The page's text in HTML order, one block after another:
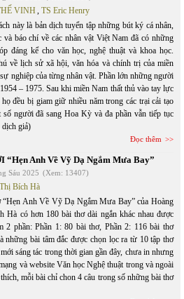
VINH, TS Eric Henry
này là bản dịch tuyển tập những bút ký cá nhân,
và báo chí về các nhân vật Việt Nam đã có những
đáng kể cho văn học, nghệ thuật và khoa học.
về lịch sử xã hội, văn hóa và chính trị của miền
nghiệp của từng nhân vật. Phần lớn những người
– 1975. Sau khi miền Nam thất thủ vào tay lực
đều bị giam giữ nhiều năm trong các trại cải tạo
người đã sang Hoa Kỳ và đa phần vẫn tiếp tục
dịch giả)
Đọc thêm
Anh Về Vỹ Dạ Ngắm Mưa Bay”
Sáu 2025 (Xem: 13407)
Bích Hà
“Hẹn Anh Về Vỹ Dạ Ngắm Mưa Bay” của Hoàng
Hà có hơn 180 bài thơ dài ngắn khác nhau được
2 phần: Phần 1: 80 bài thơ, Phần 2: 116 bài thơ
những bài tâm đắc được chọn lọc ra từ 10 tập thơ
sáng tác trong thời gian gần đây, chưa in nhưng
và website Văn học Nghệ thuật trong và ngoài
mỗi bài chỉ chon 4 câu trong số những bài thơ